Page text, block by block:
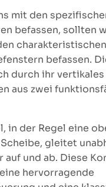
mit den
befassen, sollten
befassen.
durch ihr vertikales
aus zwei
in der Regel eine
gleitet
auf und ab. Diese
hervorragende